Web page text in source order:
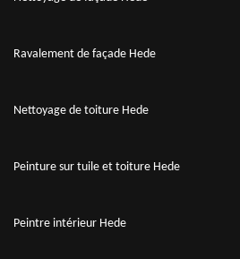
Ravalement de façade Hede
Nettoyage de toiture Hede
Peinture sur tuile et toiture Hede
Peintre intérieur Hede